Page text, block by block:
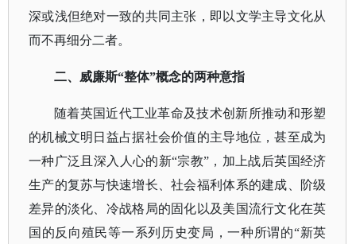
深或浅但绝对一致的共同主张，即以文学主导文化从
而不再细分二者。
二、威廉斯“整体”概念的两种意指
随着英国近代工业革命及技术创新所推动和形塑
的机械文明日益占据社会价值的主导地位，甚至成为
一种广泛且深入人心的新“宗教”，加上战后英国经济
生产的复苏与快速增长、社会福利体系的建成、阶级
差异的淡化、冷战格局的固化以及美国流行文化在英
国的反向殖民等一系列历史变局，一种所谓的“新英